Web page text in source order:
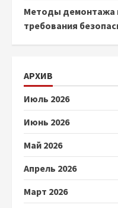
Методы демонтажа
требования
АРХИВ
Июль 2026
Июнь 2026
Май 2026
Апрель 2026
Март 2026